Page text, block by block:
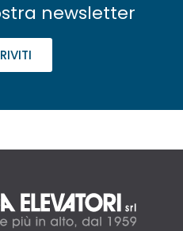
newsletter